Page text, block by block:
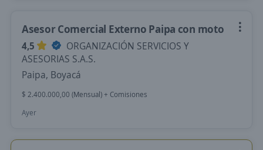
Asesor Comercial Externo Paipa con moto
4,5
ORGANIZACIÓN SERVICIOS Y
ASESORIAS S.A.S.
Paipa, Boyacá
$ 2.400.000,00 (Mensual) + Comisiones
Ayer